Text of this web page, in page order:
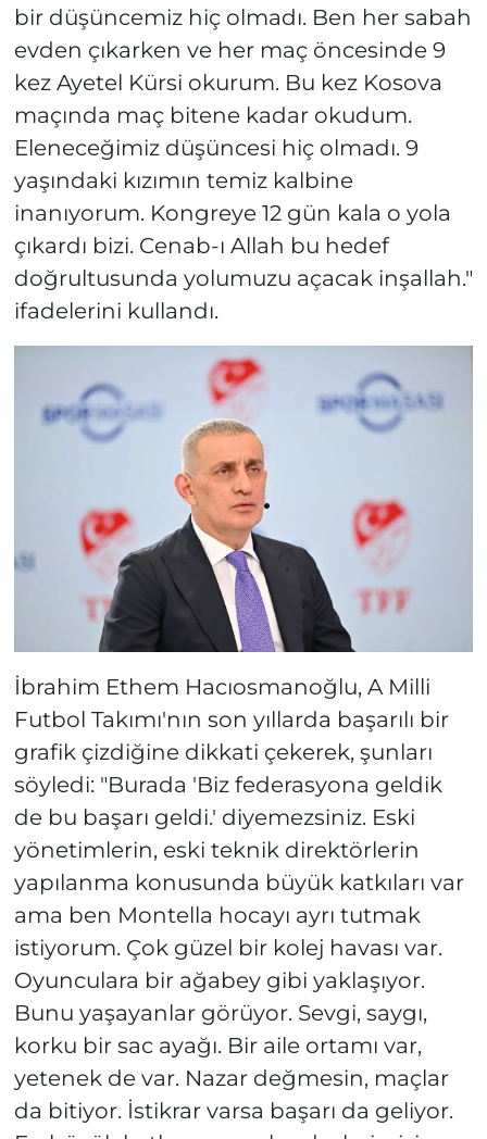
bir düşüncemiz hiç olmadı. Ben her sabah
evden çıkarken ve her maç öncesinde 9
kez Ayetel Kürsi okurum. Bu kez Kosova
maçında maç bitene kadar okudum.
Eleneceğimiz düşüncesi hiç olmadı. 9
yaşındaki kızımın temiz kalbine
inanıyorum. Kongreye 12 gün kala o yola
çıkardı bizi. Cenab-ı Allah bu hedef
doğrultusunda yolumuzu açacak inşallah."
ifadelerini kullandı.
İbrahim Ethem Hacıosmanoğlu, A Milli
Futbol Takımı'nın son yıllarda başarılı bir
grafik çizdiğine dikkati çekerek, şunları
söyledi: "Burada 'Biz federasyona geldik
de bu başarı geldi.' diyemezsiniz. Eski
yönetimlerin, eski teknik direktörlerin
yapılanma konusunda büyük katkıları var
ama ben Montella hocayı ayrı tutmak
istiyorum. Çok güzel bir kolej havası var.
Oyunculara bir ağabey gibi yaklaşıyor.
Bunu yaşayanlar görüyor. Sevgi, saygı,
korku bir sac ayağı. Bir aile ortamı var,
yetenek de var. Nazar değmesin, maçlar
da bitiyor. İstikrar varsa başarı da geliyor.